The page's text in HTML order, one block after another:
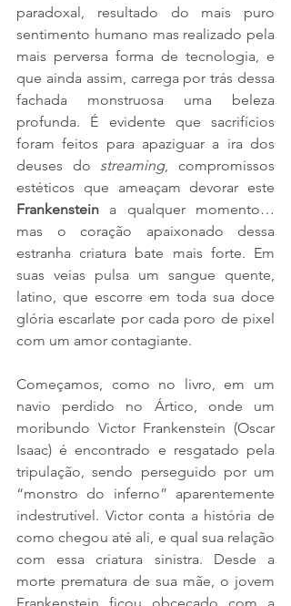
paradoxal, resultado do mais puro
sentimento humano mas realizado pela
mais perversa forma de tecnologia, e
que ainda assim, carrega por trás dessa
fachada monstruosa uma beleza
profunda. É evidente que sacrifícios
foram feitos para apaziguar a ira dos
deuses do streaming, compromissos
Frankenstein a qualquer momento…
mas o coração apaixonado dessa
estranha criatura bate mais forte. Em
suas veias pulsa um sangue quente,
latino, que escorre em toda sua doce
glória escarlate por cada poro de pixel
com um amor contagiante.
Começamos, como no livro, em um
navio perdido no Ártico, onde um
moribundo Victor Frankenstein (Oscar
Isaac) é encontrado e resgatado pela
tripulação, sendo perseguido por um
“monstro do inferno” aparentemente
indestrutível. Victor conta a história de
como chegou até ali, e qual sua relação
com essa criatura sinistra. Desde a
morte prematura de sua mãe, o jovem
Frankenstein ficou obcecado com a